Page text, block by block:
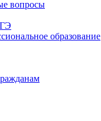
вопросы
образование